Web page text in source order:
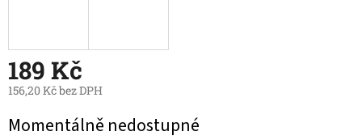
189 Kč
156,20 Kč bez DPH
cena:
Momentálně nedostupné